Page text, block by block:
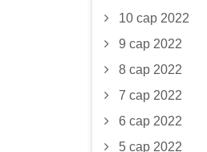
10 сар 2022
9 сар 2022
8 сар 2022
7 сар 2022
6 сар 2022
5 сар 2022